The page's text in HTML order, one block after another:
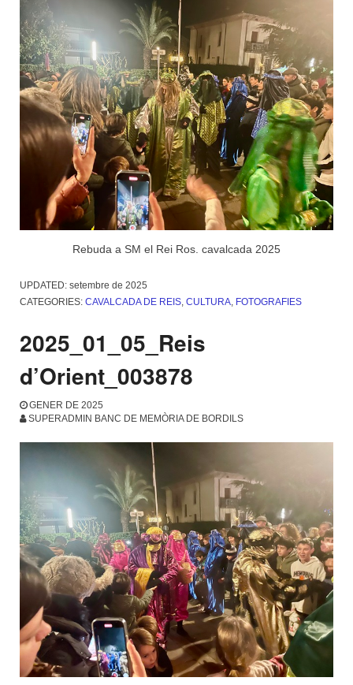
Rebuda a SM el Rei Ros. cavalcada 2025
UPDATED: setembre de 2025
CATEGORIES: CAVALCADA DE REIS CULTURA FOTOGRAFIES
2025_01_05_Reis
d’Orient_003878
GENER DE 2025
SUPERADMIN BANC DE MEMÒRIA DE BORDILS